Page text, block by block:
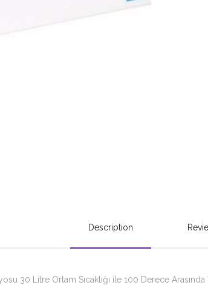
Description
30 Litre Ortam Sıcaklığı ile 100 Derece Arasında